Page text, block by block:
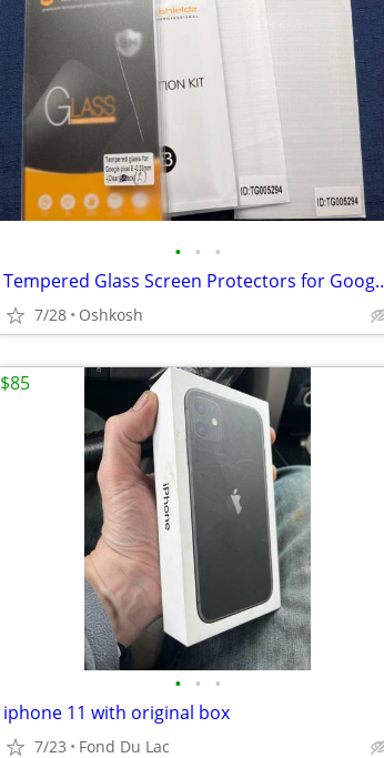
• • •
Tempered Glass Screen
7/28 Oshkosh
• • •
iphone 11 with original box
7/23 Fond Du Lac
$85